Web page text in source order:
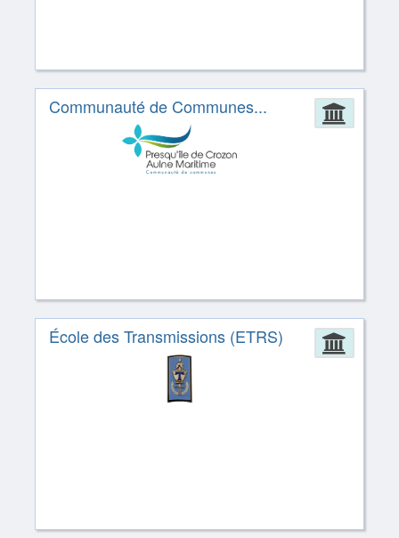
Communauté de Communes...
École des Transmissions (ETRS)